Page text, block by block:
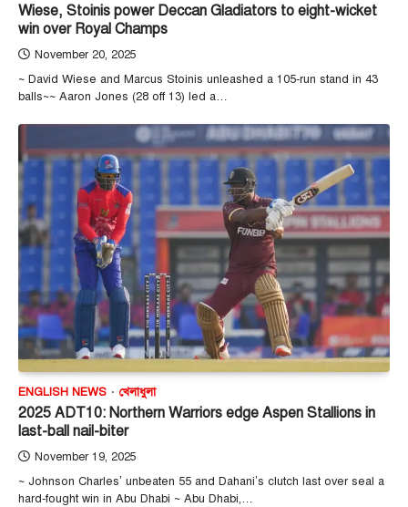
Wiese, Stoinis power Deccan Gladiators to eight-wicket
win over Royal Champs
November 20, 2025
~ David Wiese and Marcus Stoinis unleashed a 105-run stand in 43
balls~~ Aaron Jones (28 off 13) led a…
ENGLISH NEWS খেলাধুলা
2025 ADT10: Northern Warriors edge Aspen Stallions in
last-ball nail-biter
November 19, 2025
~ Johnson Charles’ unbeaten 55 and Dahani’s clutch last over seal a
hard-fought win in Abu Dhabi ~ Abu Dhabi,…